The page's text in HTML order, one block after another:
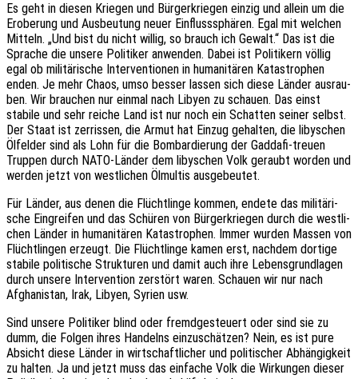
Es geht in diesen Krie­gen und Bürger­krie­gen einzig und allein um die
Erobe­rung und Ausbeu­tung neuer Einfluss­sphä­ren. Egal mit welchen
Mitteln. „Und bist du nicht willig, so brauch ich Gewalt.“ Das ist die
Spra­che die unsere Poli­ti­ker anwen­den. Dabei ist Poli­ti­kern völlig
egal ob mili­tä­ri­sche Inter­ven­tio­nen in huma­ni­tä­ren Kata­stro­phen
enden. Je mehr Chaos, umso besser lassen sich diese Länder ausrau­
ben. Wir brau­chen nur einmal nach Libyen zu schau­en. Das einst
stabi­le und sehr reiche Land ist nur noch ein Schat­ten seiner selbst.
Der Staat ist zerris­sen, die Armut hat Einzug gehal­ten, die liby­schen
Ölfel­der sind als Lohn für die Bombar­die­rung der Gadda­fi-treuen
Trup­pen durch NATO-Länder dem liby­schen Volk geraubt worden und
werden jetzt von west­li­chen Ölmul­tis ausgebeutet.
Für Länder, aus denen die Flücht­lin­ge kommen, endete das mili­tä­ri­
sche Eingrei­fen und das Schü­ren von Bürger­krie­gen durch die west­li­
chen Länder in huma­ni­tä­ren Kata­stro­phen. Immer wurden Massen von
Flücht­lin­gen erzeugt. Die Flücht­lin­ge kamen erst, nach­dem dorti­ge
stabi­le poli­ti­sche Struk­tu­ren und damit auch ihre Lebens­grund­la­gen
durch unsere Inter­ven­ti­on zerstört waren. Schau­en wir nur nach
Afgha­ni­stan, Irak, Libyen, Syrien usw.
Sind unsere Poli­ti­ker blind oder fremd­ge­steu­ert oder sind sie zu
dumm, die Folgen ihres Handelns einzu­schät­zen? Nein, es ist pure
Absicht diese Länder in wirt­schaft­li­cher und poli­ti­scher Abhän­gig­keit
zu halten. Ja und jetzt muss das einfa­che Volk die Wirkun­gen dieser